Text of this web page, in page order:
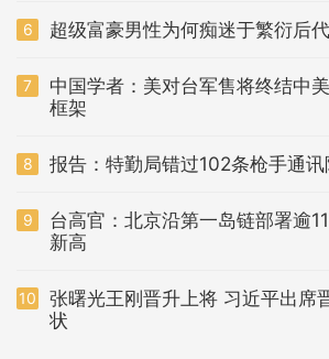
6 超级富豪男性为何痴迷于繁衍后代
7
中国学者：美对台军售将终结中
框架
8 报告：特勤局错过102条枪手通
9
台高官：北京沿第一岛链部署逾
新高
10
张曙光王刚晋升上将 习近平出席
状